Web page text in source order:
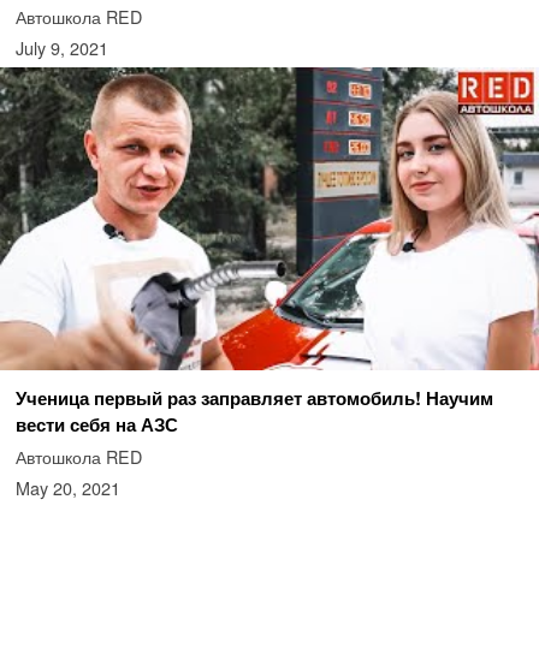
Автошкола RED
July 9, 2021
Ученица первый раз заправляет автомобиль! Научим
вести себя на АЗС
Автошкола RED
May 20, 2021